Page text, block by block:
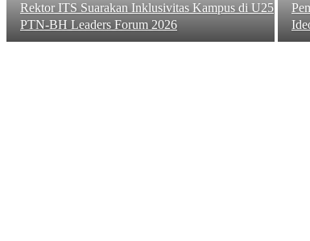
Rektor ITS Suarakan Inklusivitas Kampus di U25
PTN-BH Leaders Forum 2026